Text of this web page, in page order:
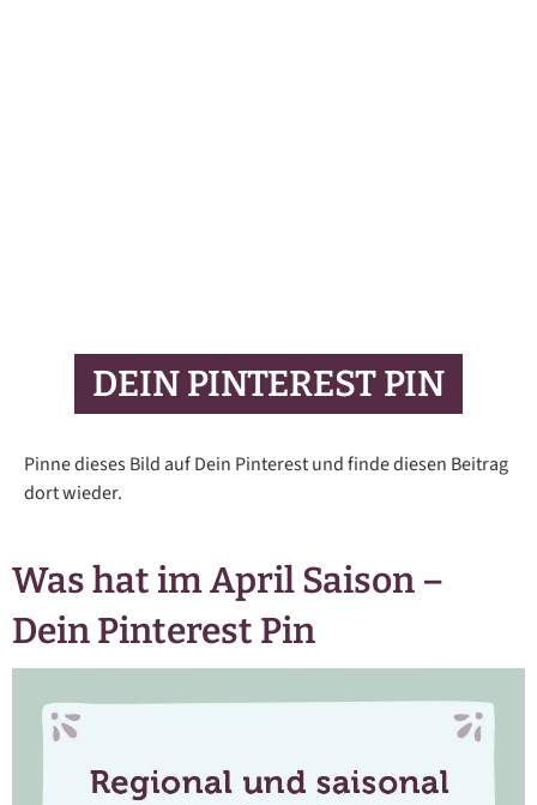
DEIN PINTEREST PIN
Pinne dieses Bild auf Dein Pinterest und finde diesen Beitrag
dort wieder.
Was hat im April Saison –
Dein Pinterest Pin